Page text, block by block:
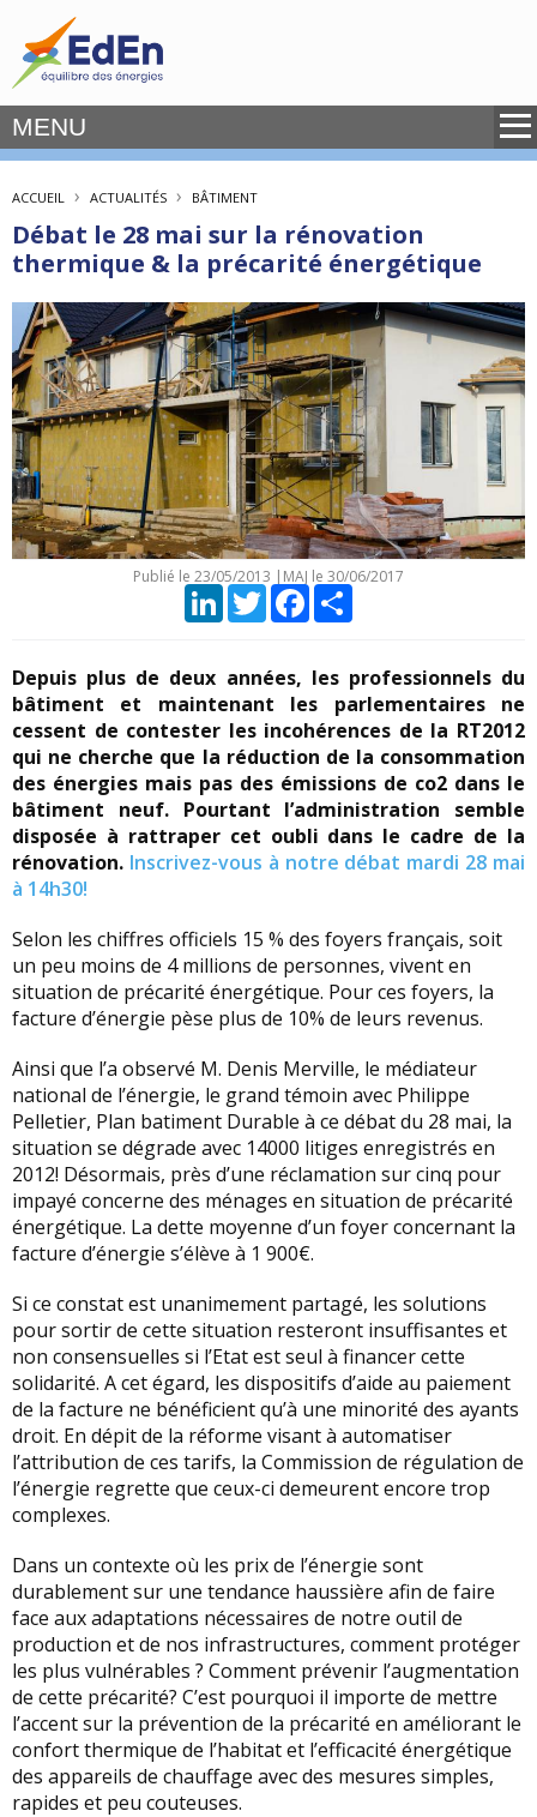
MENU
ACCUEIL › ACTUALITÉS › BÂTIMENT
Débat le 28 mai sur la rénovation
thermique & la précarité énergétique
Publié le 23/05/2013 | MAJ le 30/06/2017
LinkedInTwitterFacebook
Depuis plus de deux années, les professionnels du
bâtiment et maintenant les parlementaires ne
cessent de contester les incohérences de la RT2012
qui ne cherche que la réduction de la consommation
des énergies mais pas des émissions de co2 dans le
bâtiment neuf. Pourtant l’administration semble
disposée à rattraper cet oubli dans le cadre de la
rénovation. Inscrivez-vous à notre débat mardi 28 mai
à 14h30!
Selon les chiffres officiels 15 % des foyers français, soit
un peu moins de 4 millions de personnes, vivent en
situation de précarité énergétique. Pour ces foyers, la
facture d’énergie pèse plus de 10% de leurs revenus.
Ainsi que l’a observé M. Denis Merville, le médiateur
national de l’énergie, le grand témoin avec Philippe
Pelletier, Plan batiment Durable à ce débat du 28 mai, la
situation se dégrade avec 14000 litiges enregistrés en
2012! Désormais, près d’une réclamation sur cinq pour
impayé concerne des ménages en situation de précarité
énergétique. La dette moyenne d’un foyer concernant la
facture d’énergie s’élève à 1 900€.
Si ce constat est unanimement partagé, les solutions
pour sortir de cette situation resteront insuffisantes et
non consensuelles si l’Etat est seul à financer cette
solidarité. A cet égard, les dispositifs d’aide au paiement
de la facture ne bénéficient qu’à une minorité des ayants
droit. En dépit de la réforme visant à automatiser
l’attribution de ces tarifs, la Commission de régulation de
l’énergie regrette que ceux-ci demeurent encore trop
complexes.
Dans un contexte où les prix de l’énergie sont
durablement sur une tendance haussière afin de faire
face aux adaptations nécessaires de notre outil de
production et de nos infrastructures, comment protéger
les plus vulnérables ? Comment prévenir l’augmentation
de cette précarité? C’est pourquoi il importe de mettre
l’accent sur la prévention de la précarité en améliorant le
confort thermique de l’habitat et l’efficacité énergétique
des appareils de chauffage avec des mesures simples,
rapides et peu couteuses.